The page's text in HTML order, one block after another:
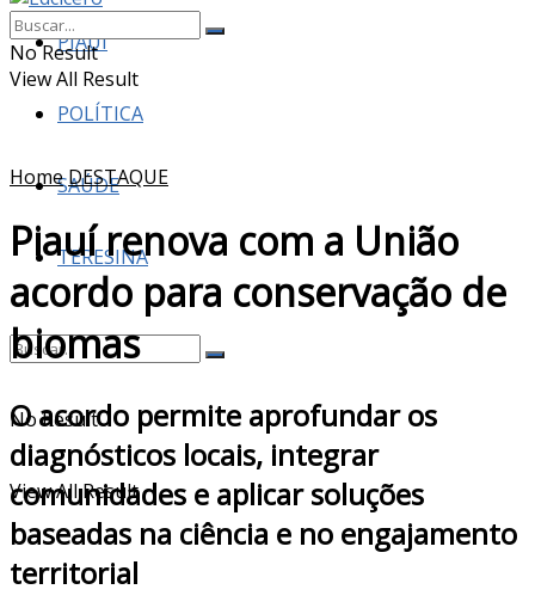
PIAUÍ
POLÍTICA
SAÚDE
TERESINA
No Result
View All Result
No Result
View All Result
Home DESTAQUE
Piauí renova com a União
acordo para conservação de
biomas
O acordo permite aprofundar os
diagnósticos locais, integrar
comunidades e aplicar soluções
baseadas na ciência e no engajamento
territorial